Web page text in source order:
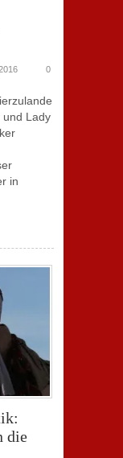
0
und Lady
in
die